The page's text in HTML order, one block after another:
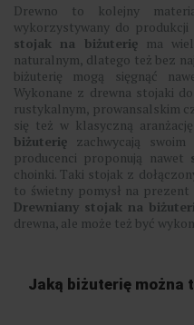
Drewno to kolejny
wykorzystywany do
stojak na biżuterię ma
naturalnym, dlatego też bez
biżuterię mogą sięgnąć
Wykonane z drewna stojaki
rustykalnym, prowansalskim
się też w klasyczną
biżuterię zachwycają
producenci proponują nawet
choinki. Taki stojak z
to świetny pomysł na
Drewniany stojak na
drewna, ale może też być
Jaką biżuterię można